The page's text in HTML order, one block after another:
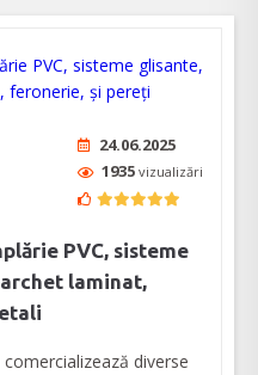
24.06.2025
1935 vizualizări
PVC, sisteme
laminat,
diverse